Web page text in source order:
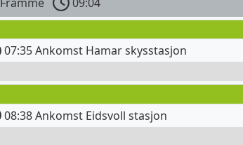
07:35 Ankomst Hamar skysstasjon
08:38 Ankomst Eidsvoll stasjon